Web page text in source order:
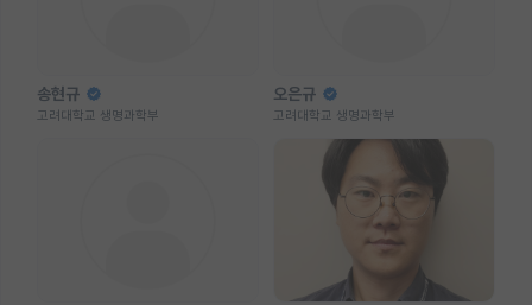
송현규
고려대학교 생명과학부
오은규
고려대학교 생명과학부